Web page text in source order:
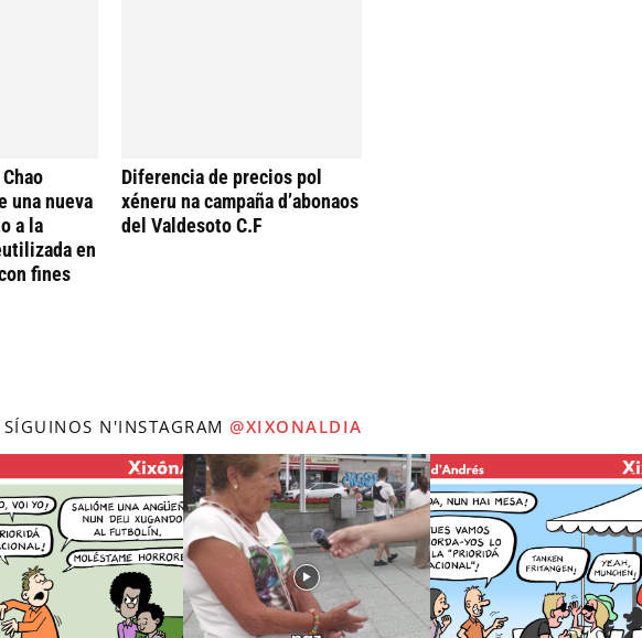
una nueva
a la
en
fines
Diferencia de precios pol
xéneru na campaña d’abonaos
del Valdesoto C.F
SÍGUINOS N'INSTAGRAM @XIXONALDIA